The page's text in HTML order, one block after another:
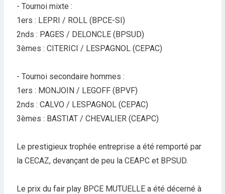
- Tournoi mixte :
1ers : LEPRI / ROLL (BPCE-SI)
2nds : PAGES / DELONCLE (BPSUD)
3èmes : CITERICI / LESPAGNOL (CEPAC)
- Tournoi secondaire hommes :
1ers : MONJOIN / LEGOFF (BPVF)
2nds : CALVO / LESPAGNOL (CEPAC)
3èmes : BASTIAT / CHEVALIER (CEAPC)
Le prestigieux trophée entreprise a été remporté par
la CECAZ, devançant de peu la CEAPC et BPSUD.
Le prix du fair play BPCE MUTUELLE a été décerné à